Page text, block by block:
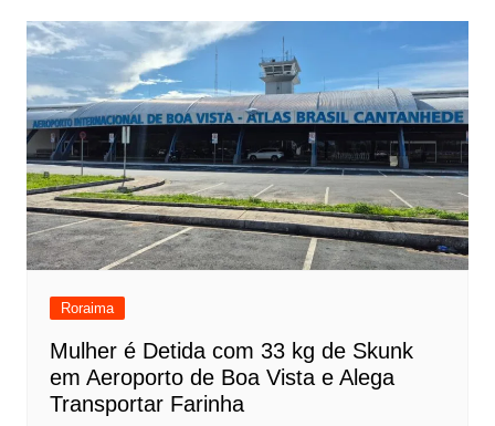
Roraima
Mulher é Detida com 33 kg de Skunk
em Aeroporto de Boa Vista e Alega
Transportar Farinha